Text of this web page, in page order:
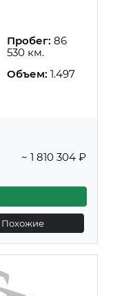
Пробег: 86
530 км.
Объем: 1.497
~ 1 810 304 ₽
Похожие